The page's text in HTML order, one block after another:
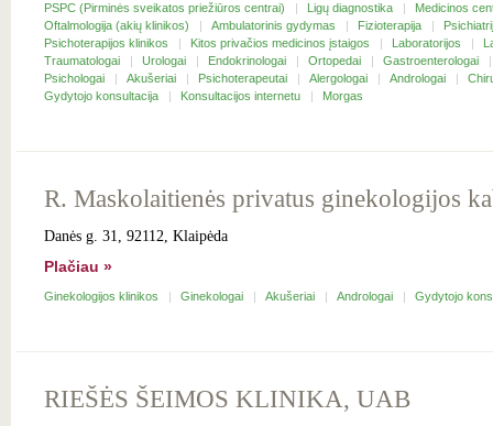
PSPC (Pirminės sveikatos priežiūros centrai)
Ligų diagnostika
Medicinos
Oftalmologija (akių klinikos)
Ambulatorinis gydymas Fizioterapija
Psichoterapijos klinikos
Kitos privačios medicinos įstaigos Laboratorijos
Traumatologai
Urologai Endokrinologai Ortopedai
Gastroenterologai
Psichologai
Akušeriai Psichoterapeutai Alergologai Andrologai
Gydytojo konsultacija
Konsultacijos internetu Morgas
R. Maskolaitienės privatus ginekologijos
Danės g. 31, 92112, Klaipėda
Plačiau »
Ginekologijos klinikos Ginekologai Akušeriai Andrologai Gydytojo
RIEŠĖS ŠEIMOS KLINIKA, UAB